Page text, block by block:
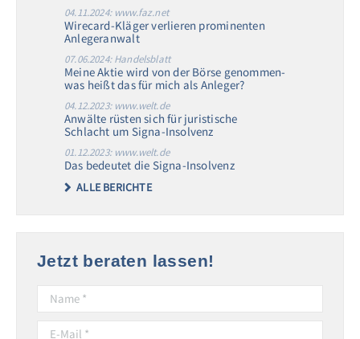
04.11.2024: www.faz.net
Wirecard-Kläger verlieren prominenten
Anlegeranwalt
07.06.2024: Handelsblatt
Meine Aktie wird von der Börse genommen-
was heißt das für mich als Anleger?
04.12.2023: www.welt.de
Anwälte rüsten sich für juristische
Schlacht um Signa-Insolvenz
01.12.2023: www.welt.de
Das bedeutet die Signa-Insolvenz
ALLE BERICHTE
Jetzt beraten lassen!